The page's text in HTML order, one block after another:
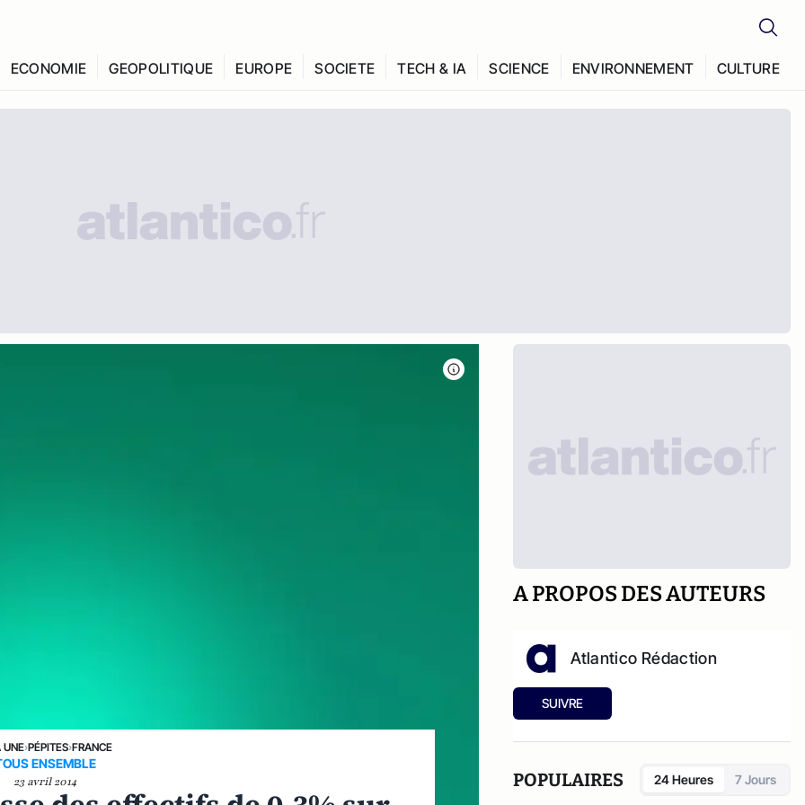
ECONOMIE GEOPOLITIQUE EUROPE SOCIETE TECH & IA SCIENCE ENVIRONNEMENT CULTURE
UNE›PÉPITES›FRANCE
ENSEMBLE
23 avril 2014
A PROPOS DES AUTEURS
Atlantico Rédaction
SUIVRE
POPULAIRES 24 Heures 7 Jours